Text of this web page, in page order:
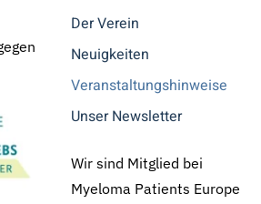
Der Verein
Neuigkeiten
Veranstaltungshinweise
Unser Newsletter
Wir sind Mitglied bei
Myeloma Patients Europe